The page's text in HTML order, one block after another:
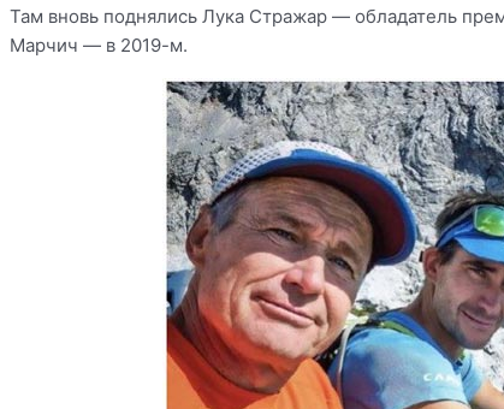
Там вновь поднялись Лука Стражар — обладатель
Марчич — в 2019-м.